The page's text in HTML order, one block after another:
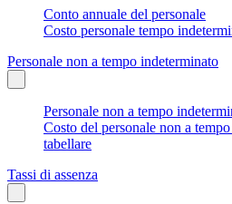
Conto annuale del personale
Costo personale tempo
Personale non a tempo indeterminato
Personale non a tempo
Costo del personale non a
tabellare
Tassi di assenza